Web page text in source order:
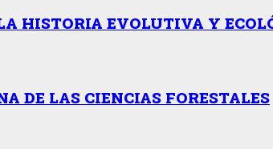
HISTORIA EVOLUTIVA Y
DE LAS CIENCIAS FORESTALES